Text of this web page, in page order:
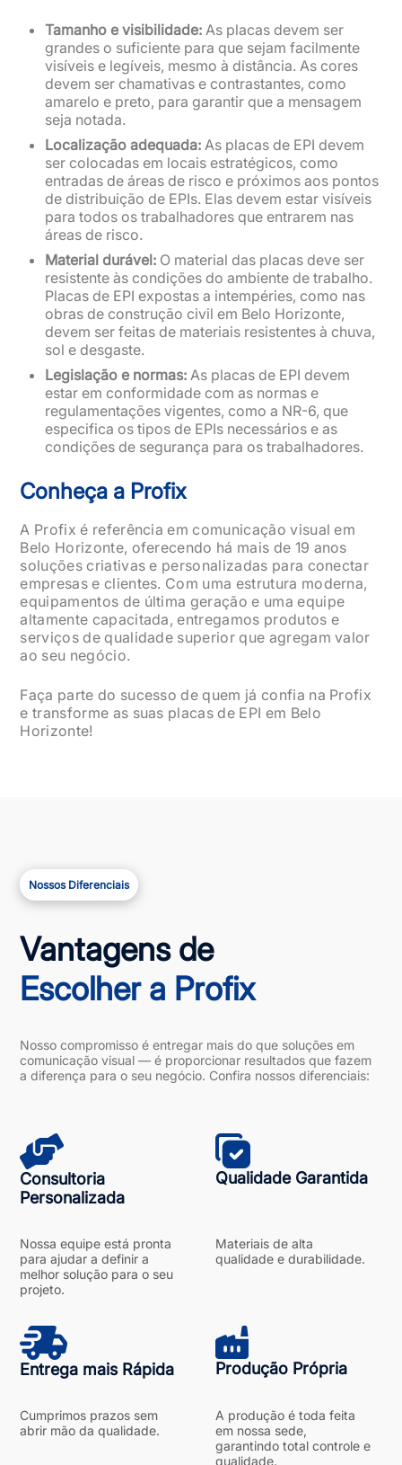
Tamanho e visibilidade: As placas devem ser
grandes o suficiente para que sejam facilmente
visíveis e legíveis, mesmo à distância. As cores
devem ser chamativas e contrastantes, como
amarelo e preto, para garantir que a mensagem
seja notada.
Localização adequada: As placas de EPI devem
ser colocadas em locais estratégicos, como
entradas de áreas de risco e próximos aos pontos
de distribuição de EPIs. Elas devem estar visíveis
para todos os trabalhadores que entrarem nas
áreas de risco.
Material durável: O material das placas deve ser
resistente às condições do ambiente de trabalho.
Placas de EPI expostas a intempéries, como nas
obras de construção civil em Belo Horizonte,
devem ser feitas de materiais resistentes à chuva,
sol e desgaste.
Legislação e normas: As placas de EPI devem
estar em conformidade com as normas e
regulamentações vigentes, como a NR-6, que
especifica os tipos de EPIs necessários e as
condições de segurança para os trabalhadores.
Conheça a Profix
A Profix é referência em comunicação visual em
Belo Horizonte, oferecendo há mais de 19 anos
soluções criativas e personalizadas para conectar
empresas e clientes. Com uma estrutura moderna,
equipamentos de última geração e uma equipe
altamente capacitada, entregamos produtos e
serviços de qualidade superior que agregam valor
ao seu negócio.
Faça parte do sucesso de quem já confia na Profix
e transforme as suas placas de EPI em Belo
Horizonte!
Nossos Diferenciais
Vantagens de
Escolher a Profix
Nosso compromisso é entregar mais do que soluções em
comunicação visual — é proporcionar resultados que fazem
a diferença para o seu negócio. Confira nossos diferenciais:
Consultoria
Personalizada
Qualidade Garantida
Entrega mais Rápida Produção Própria
Nossa equipe está pronta
para ajudar a definir a
melhor solução para o seu
projeto.
Materiais de alta
qualidade e durabilidade.
Cumprimos prazos sem
abrir mão da qualidade.
A produção é toda feita
em nossa sede,
garantindo total controle e
qualidade.